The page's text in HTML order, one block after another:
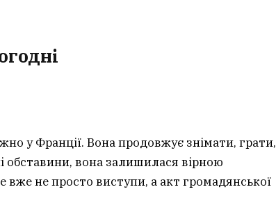
у Франції. Вона продовжує знімати, грати,
вона залишилася вірною
вже не просто виступи, а акт громадянської